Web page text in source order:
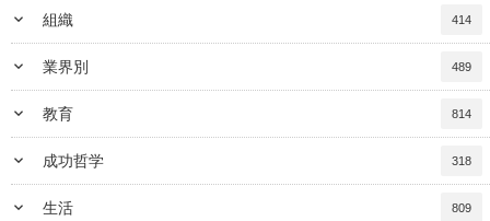
keyboard_arrow_down 組織 414
keyboard_arrow_down 業界別 489
keyboard_arrow_down 教育 814
keyboard_arrow_down 成功哲学 318
keyboard_arrow_down 生活 809